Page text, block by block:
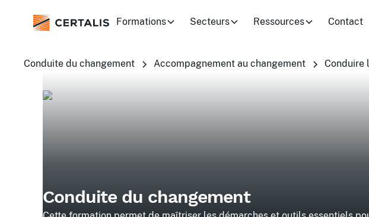
Formations Secteurs Ressources Contact
Conduite du changement Accompagnement au changement Conduire
Conduite du changement